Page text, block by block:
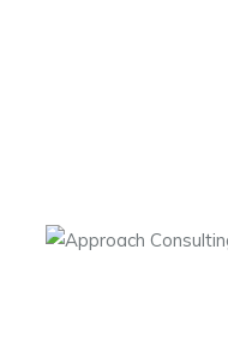
Consulting. Todos os